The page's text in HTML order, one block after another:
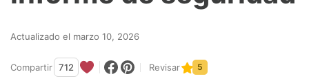
Actualizado el marzo 10, 2026
Compartir 712 Revisar 5